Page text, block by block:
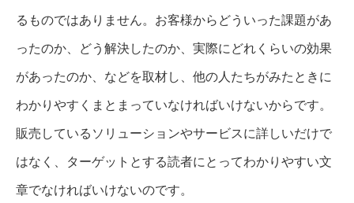
るものではありません。お客様からどういった課題があ
ったのか、どう解決したのか、実際にどれくらいの効果
があったのか、などを取材し、他の人たちがみたときに
わかりやすくまとまっていなければいけないからです。
販売しているソリューションやサービスに詳しいだけで
はなく、ターゲットとする読者にとってわかりやすい文
章でなければいけないのです。